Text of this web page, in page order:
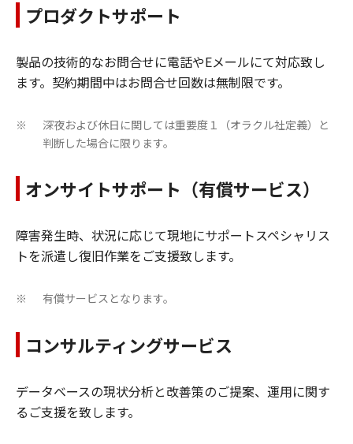
プロダクトサポート
製品の技術的なお問合せに電話やEメールにて対応致し
ます。契約期間中はお問合せ回数は無制限です。
※
深夜および休日に関しては重要度１（オラクル社定義）と
判断した場合に限ります。
オンサイトサポート（有償サービス）
障害発生時、状況に応じて現地にサポートスペシャリス
トを派遣し復旧作業をご支援致します。
※ 有償サービスとなります。
コンサルティングサービス
データベースの現状分析と改善策のご提案、運用に関す
るご支援を致します。